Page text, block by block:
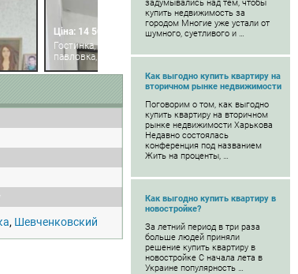
задумывались над тем, чтобы
купить недвижимость за
городом Многие уже устали от
шумного, суетливого и …
Как выгодно купить квартиру на
вторичном рынке недвижимости
Поговорим о том, как выгодно
купить квартиру на вторичном
рынке недвижимости Харькова
Недавно состоялась
конференция под названием
Жить на проценты, …
Как выгодно купить квартиру в
новостройке?
За летний период в три раза
больше людей приняли
решение купить квартиру в
новостройке С начала лета в
Украине популярность …
Ціна: 14 500
Гостинка, харьков,
павловка, авиахимическая
, Шевченковский